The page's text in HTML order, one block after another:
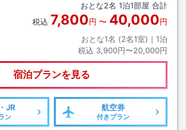
おとな2名 1泊1部屋 合計
税込 7,800円 〜 40,000円
おとな1名 (2名1室)｜ 1泊
税込 3,900円〜20,000円
宿泊プランを見る
JR
ン
航空券
付きプラン